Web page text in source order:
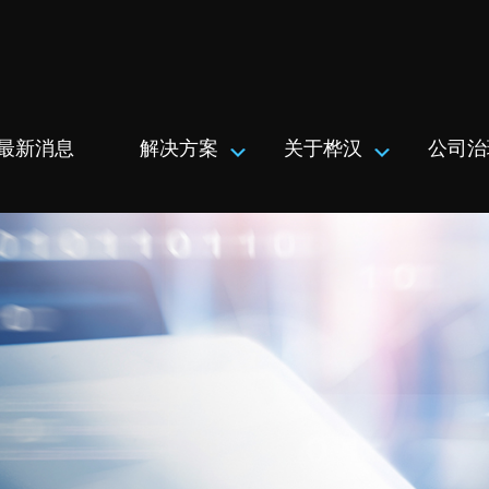
新消息 解决方案 Submenu
关于桦汉 Submenu
公司